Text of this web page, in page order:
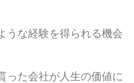
うな経験を得られる機会
った会社が人生の価値に